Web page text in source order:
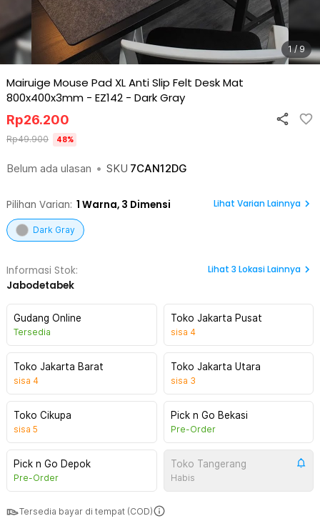
1 / 9
Mairuige Mouse Pad XL Anti Slip Felt Desk Mat
800x400x3mm - EZ142 - Dark Gray
Belum ada ulasan • SKU 7CAN12DG
Rp26.200
Rp49.900 48%
Pilihan Varian: 1 Warna, 3 Dimensi Lihat Varian Lainnya
Dark Gray
Informasi Stok:
Jabodetabek
Lihat 3 Lokasi Lainnya
Gudang Online
Tersedia
Toko Jakarta Pusat
sisa 4
Toko Jakarta Barat
sisa 4
Toko Jakarta Utara
sisa 3
Toko Cikupa
sisa 5
Pick n Go Bekasi
Pre-Order
Pick n Go Depok
Pre-Order
Toko Tangerang
Habis
Tersedia bayar di tempat (COD)